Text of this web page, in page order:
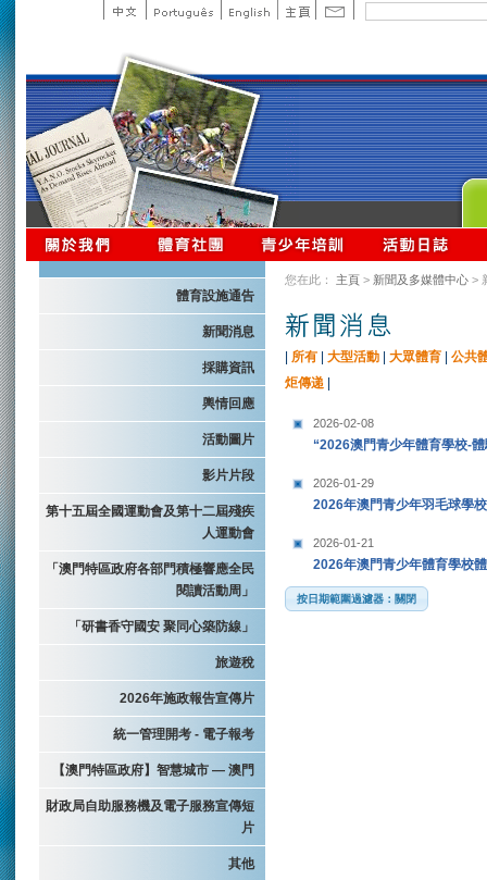
體育設施通告
新聞消息
採購資訊
輿情回應
活動圖片
影片片段
第十五屆全國運動會及第十二屆殘疾
人運動會
「澳門特區政府各部門積極響應全民
閱讀活動周」
「研書香守國安 聚同心築防線」
旅遊稅
2026年施政報告宣傳片
統一管理開考 - 電子報考
【澳門特區政府】智慧城市 — 澳門
財政局自助服務機及電子服務宣傳短
片
其他
您在此： 主頁 > 新聞及多媒體中心 >
所有 大型活動 大眾體育
公共
炬傳递
2026-02-08
“2026澳門青少年體育學校-
2026-01-29
2026年澳門青少年羽毛球學
2026-01-21
2026年澳門青少年體育學校
按日期範圍過濾器：關閉